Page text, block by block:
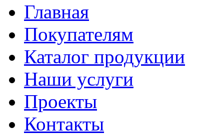
Главная
Покупателям
Каталог продукции
Наши услуги
Проекты
Контакты